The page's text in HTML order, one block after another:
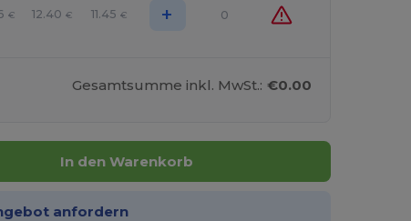
€ 12.40 € 11.45 € + 0
Gesamtsumme inkl. MwSt.: €0.00
In den Warenkorb
anfordern